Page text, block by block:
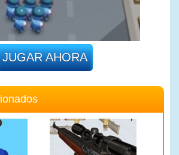
JUGAR AHORA